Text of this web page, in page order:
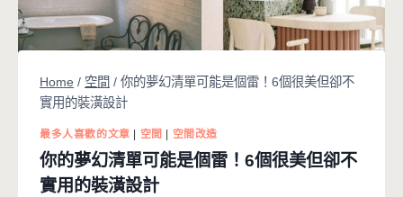
Home / 空間 / 你的夢幻清單可能是個雷！6個很美但卻不
實用的裝潢設計
最多人喜歡的文章 空間 空間改造
你的夢幻清單可能是個雷！6個很美但卻不
實用的裝潢設計